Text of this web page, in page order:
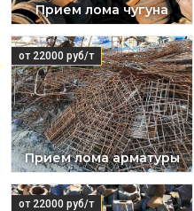
Прием лома чугуна
Прием лома арматуры
от 22000 руб/т
от 22000 руб/т